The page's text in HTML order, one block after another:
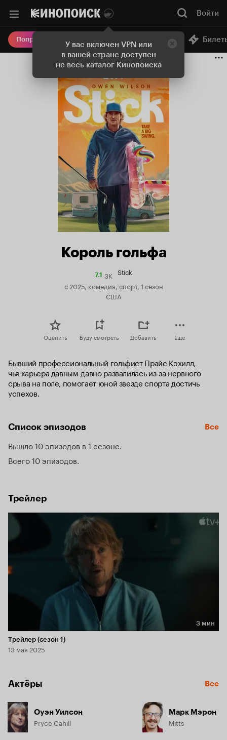
У вас включен VPN или
в вашей стране доступен
не весь каталог Кинопоиска
Войти
Попробовать Плюс Онлайн-кинотеатр
Король гольфа
7.1Рейтинг
7.1
3K Stick
с 2025, комедия, спорт, 1 сезон
США
Оценить Буду смотреть Добавить Еще
Бывший профессиональный гольфист Прайс Кэхилл,
чья карьера давным-давно развалилась из-за нервного
срыва на поле, помогает юной звезде спорта достичь
успехов.
Список эпизодов Все
Вышло 10 эпизодов в 1 сезоне
Всего 10 эпизодов
Трейлер
Длительность 3 мин
3 мин
Трейлер (сезон 1)
13 мая 2025
Актёры Все
Оуэн Уилсон
Pryce Cahill
Марк Мэрон
Mitts